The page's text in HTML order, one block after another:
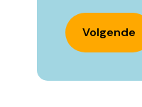
Volgende